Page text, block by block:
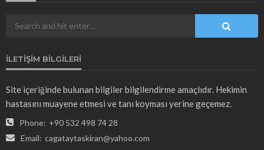
İLETIŞIM BILGILERI
Site içeriğinde bulunan bilgiler bilgilendirme amaçlıdır. Hekimin
hastasını muayene etmesi ve tanı koyması yerine geçemez.
Phone: +90 532 498 74 28
Email: cagataytaskiran@yahoo.com